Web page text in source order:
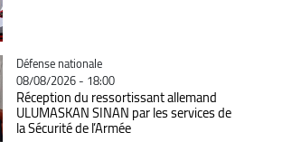
Catégorie
Défense nationale
08/08/2026 - 18:00
Réception du ressortissant allemand
ULUMASKAN SINAN par les services de
la Sécurité de l’Armée